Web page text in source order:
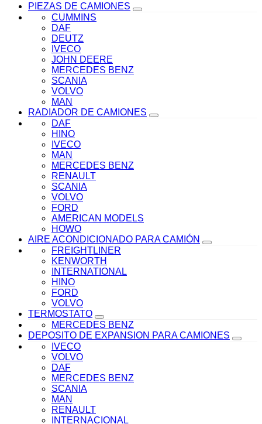
PIEZAS DE CAMIONES
CUMMINS
DAF
DEUTZ
IVECO
JOHN DEERE
MERCEDES BENZ
SCANIA
VOLVO
MAN
RADIADOR DE CAMIONES
DAF
HINO
IVECO
MAN
MERCEDES BENZ
RENAULT
SCANIA
VOLVO
FORD
AMERICAN MODELS
HOWO
AIRE ACONDICIONADO PARA CAMIÓN
FREIGHTLINER
KENWORTH
INTERNATIONAL
HINO
FORD
VOLVO
TERMOSTATO
MERCEDES BENZ
DEPOSITO DE EXPANSION PARA CAMIONES
IVECO
VOLVO
DAF
MERCEDES BENZ
SCANIA
MAN
RENAULT
INTERNACIONAL